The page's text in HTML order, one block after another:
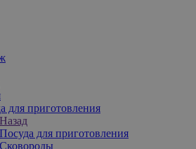
для приготовления
Назад
Посуда для приготовления
Сковороды